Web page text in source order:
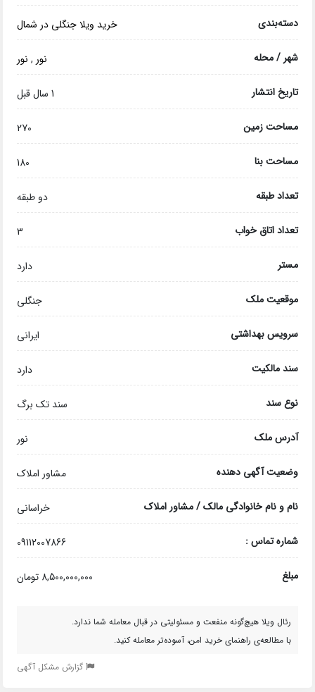
دسته‌بندی خرید ویلا جنگلی در شمال
شهر / محله نور , نور
تاریخ انتشار 1 سال قبل
مساحت زمین 270
مساحت بنا 180
تعداد طبقه دو طبقه
تعداد اتاق خواب 3
مستر دارد
موقعیت ملک جنگلی
سرویس بهداشتی ایرانی
سند مالکیت دارد
نوع سند سند تک برگ
آدرس ملک نور
وضعیت آگهی دهنده مشاور املاک
نام و نام خانوادگی مالک / مشاور املاک خراسانی
شماره تماس : 09112007866
مبلغ 8,500,000,000 تومان
رئال ویلا هیچ‌گونه منفعت و مسئولیتی در قبال معامله شما ندارد.
با مطالعه‌ی راهنمای خرید امن، آسوده‌تر معامله کنید.
گزارش مشکل آگهی